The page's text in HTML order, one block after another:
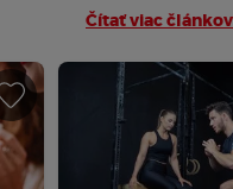
Čítať viac článkov